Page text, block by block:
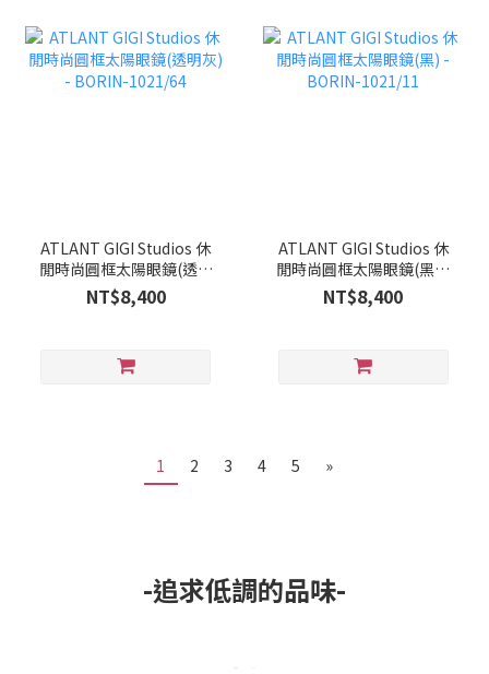
ATLANT GIGI Studios 休
閒時尚圓框太陽眼鏡(透明
灰) - BORIN-1021/64
NT$8,400
ATLANT GIGI Studios 休
閒時尚圓框太陽眼鏡(黑) -
BORIN-1021/11
NT$8,400
1 2 3 4 5 »
-追求低調的品味-